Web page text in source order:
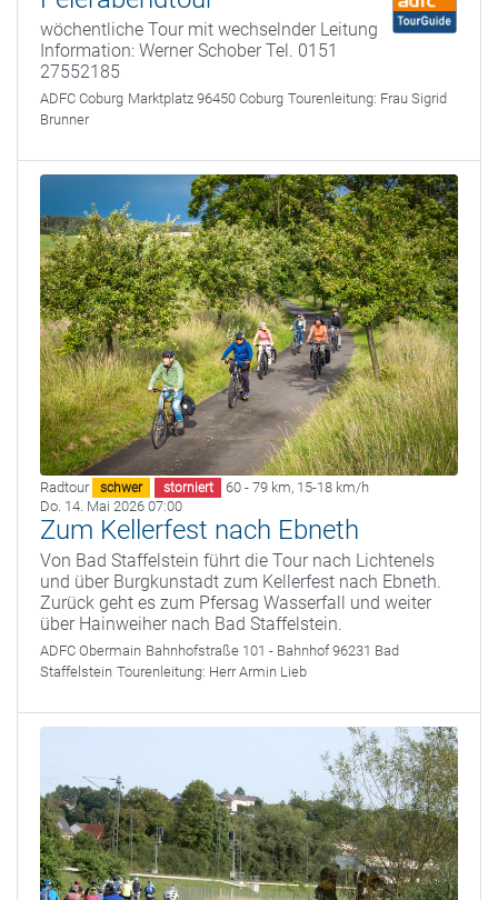
wöchentliche Tour mit wechselnder Leitung
Information: Werner Schober Tel. 0151
27552185
ADFC Coburg Marktplatz 96450 Coburg Tourenleitung: Frau Sigrid
Brunner
Radtour schwer storniert 60 - 79 km, 15-18 km/h
Do. 14. Mai 2026 07:00
Zum Kellerfest nach Ebneth
Von Bad Staffelstein führt die Tour nach Lichtenels
und über Burgkunstadt zum Kellerfest nach Ebneth.
Zurück geht es zum Pfersag Wasserfall und weiter
über Hainweiher nach Bad Staffelstein.
ADFC Obermain Bahnhofstraße 101 - Bahnhof 96231 Bad
Staffelstein Tourenleitung: Herr Armin Lieb